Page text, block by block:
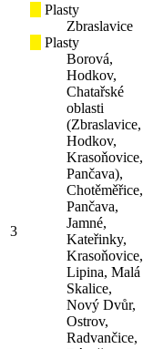
3
Plasty
Zbraslavice
Plasty
Borová,
Hodkov,
Chatařské
oblasti
(Zbraslavice,
Hodkov,
Krasoňovice,
Pančava),
Chotěměřice,
Pančava,
Jamné,
Kateřinky,
Krasoňovice,
Lipina, Malá
Skalice,
Nový Dvůr,
Ostrov,
Radvančice,